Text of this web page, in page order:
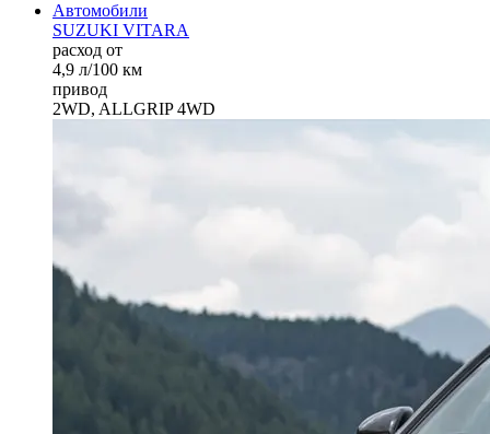
Автомобили
SUZUKI VITARA
расход от
4,9 л/100 км
привод
2WD, ALLGRIP 4WD